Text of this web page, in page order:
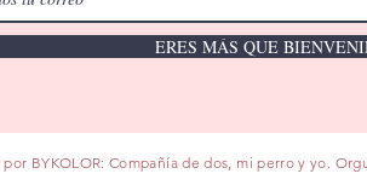
ERES MÁS QUE
por BYKOLOR: Compañía de dos, mi perro y yo.